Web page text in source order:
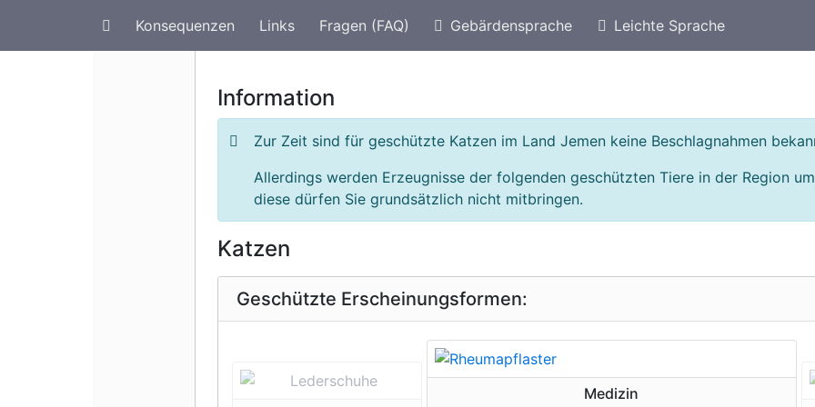
Konsequenzen Links Fragen (FAQ) Gebärdensprache Leichte Sprache
Information
Zur Zeit sind für geschützte Katzen im Land Jemen keine Beschlagnahmen
Allerdings werden Erzeugnisse der folgenden geschützten Tiere in der Region
diese dürfen Sie grundsätzlich nicht mitbringen.
Katzen
Geschützte Erscheinungsformen:
Vorherige geschützte Erscheinungsform
Medizin